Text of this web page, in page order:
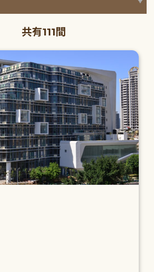
共有111間